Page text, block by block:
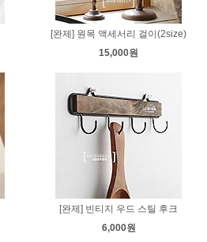
[완제] 원목 액세서리 걸이(2size)
15,000원
[완제] 빈티지 우드 스틸 후크
6,000원